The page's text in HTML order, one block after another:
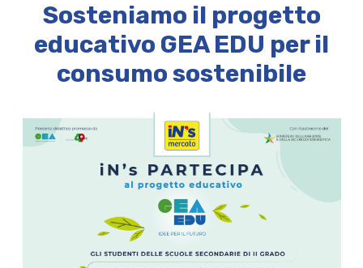
Sosteniamo il progetto
educativo GEA EDU per il
consumo sostenibile